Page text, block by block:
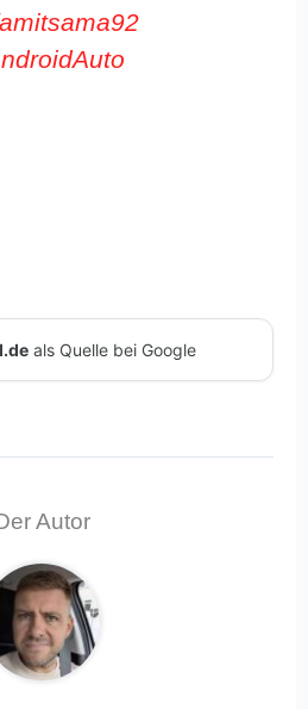
als Quelle bei Google
Autor